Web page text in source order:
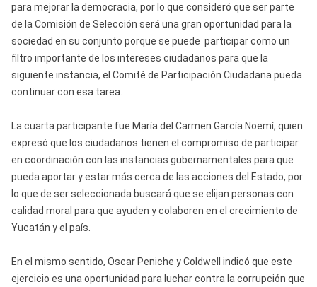
para mejorar la democracia, por lo que consideró que ser parte
de la Comisión de Selección será una gran oportunidad para la
sociedad en su conjunto porque se puede participar como un
filtro importante de los intereses ciudadanos para que la
siguiente instancia, el Comité de Participación Ciudadana pueda
continuar con esa tarea.
La cuarta participante fue María del Carmen García Noemí, quien
expresó que los ciudadanos tienen el compromiso de participar
en coordinación con las instancias gubernamentales para que
pueda aportar y estar más cerca de las acciones del Estado, por
lo que de ser seleccionada buscará que se elijan personas con
calidad moral para que ayuden y colaboren en el crecimiento de
Yucatán y el país.
En el mismo sentido, Oscar Peniche y Coldwell indicó que este
ejercicio es una oportunidad para luchar contra la corrupción que